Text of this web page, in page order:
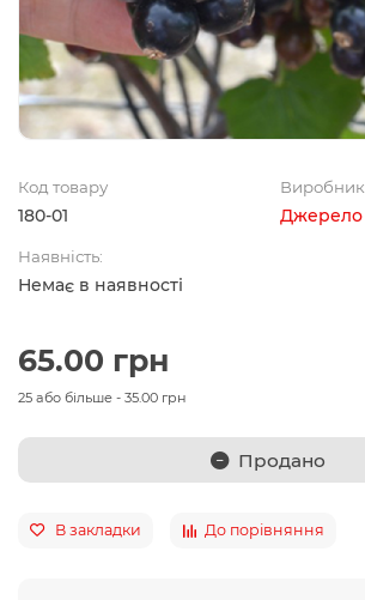
Код товару
180-01
Виробник
Джерело
Наявність:
Немає в наявності
65.00 грн
25 або більше - 35.00 грн
Продано
В закладки До порівняння